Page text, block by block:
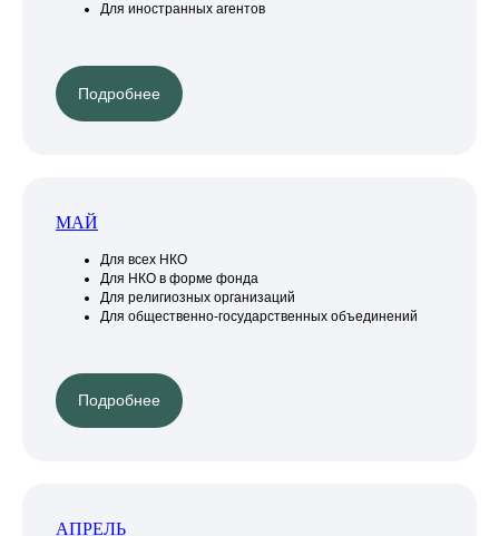
Для иностранных агентов
Подробнее
МАЙ
Для всех НКО
Для НКО в форме фонда
Для религиозных организаций
Для общественно-государственных объединений
Подробнее
АПРЕЛЬ